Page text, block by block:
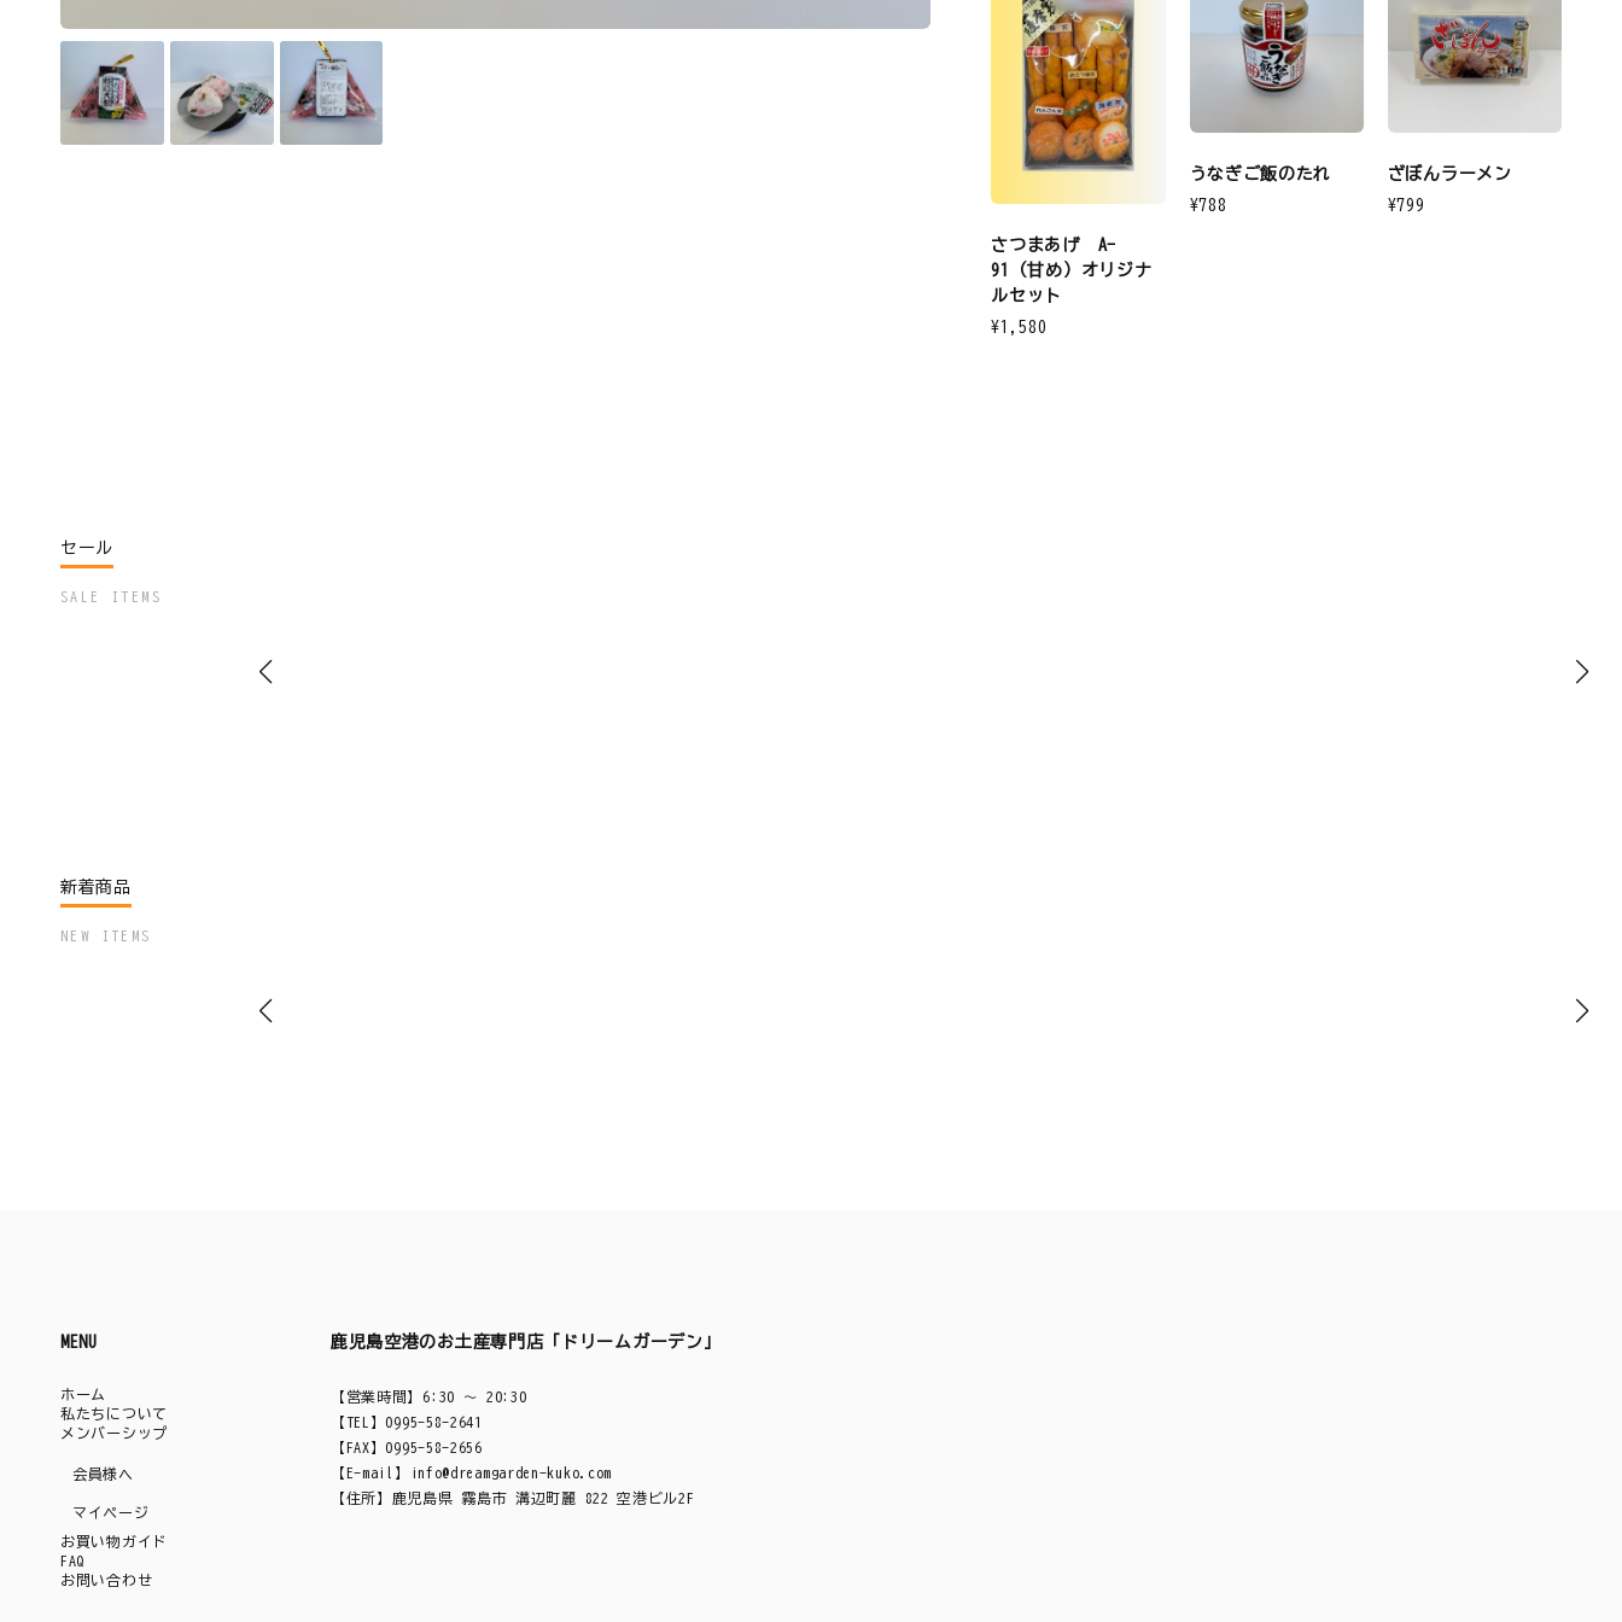
さつまあげ A-
91（甘め）オリジナ
ルセット
¥1,580
うなぎご飯のたれ
¥788
ざぼんラーメン
¥799
セール
SALE ITEMS
新着商品
NEW ITEMS
鹿児島空港のお土産専門店「ドリームガーデン」
【営業時間】6:30 ～ 20:30
【TEL】0995-58-2641
【FAX】0995-58-2656
【E-mail】
info@dreamgarden-kuko.com
【住所】鹿児島県 霧島市 溝辺町麗 822 空港ビル2F
MENU
ホーム
私たちについて
メンバーシップ
会員様へ
マイページ
お買い物ガイド
FAQ
お問い合わせ